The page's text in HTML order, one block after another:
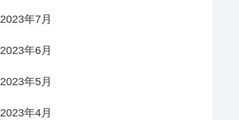
2023年7月
2023年6月
2023年5月
2023年4月